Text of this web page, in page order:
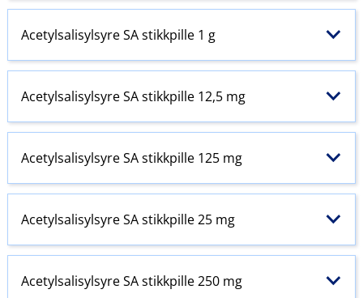
Acetylsalisylsyre SA stikkpille 1 g
Acetylsalisylsyre SA stikkpille 12,5 mg
Acetylsalisylsyre SA stikkpille 125 mg
Acetylsalisylsyre SA stikkpille 25 mg
Acetylsalisylsyre SA stikkpille 250 mg